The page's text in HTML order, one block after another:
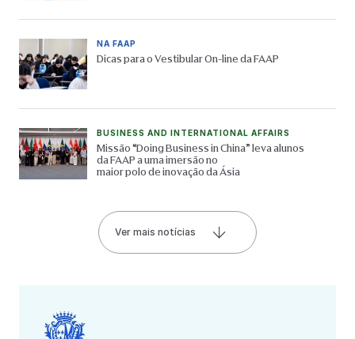
NA FAAP
Dicas para o Vestibular On-line da FAAP
BUSINESS AND INTERNATIONAL AFFAIRS
Missão “Doing Business in China” leva alunos
da FAAP a uma imersão no
maior polo de inovação da Ásia
Ver mais notícias